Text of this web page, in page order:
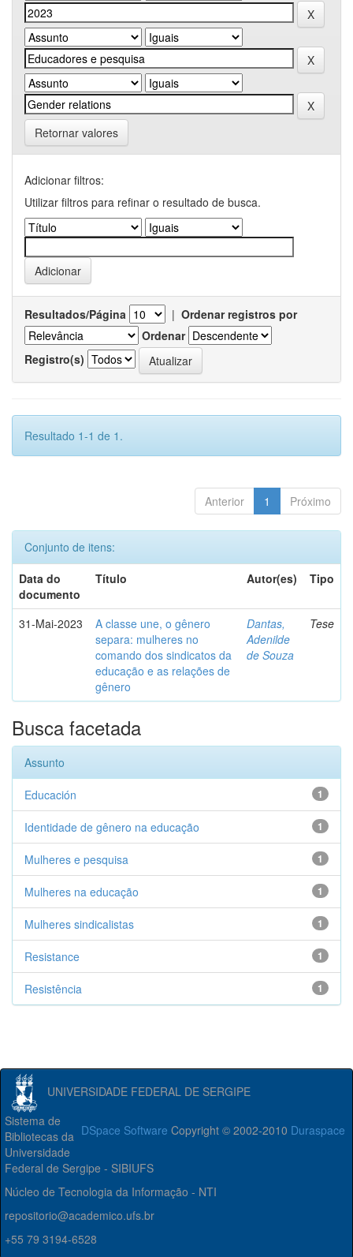
Retornar valores
Adicionar filtros:
Utilizar filtros para refinar o resultado de busca.
Resultados/Página | Ordenar registros por
Ordenar
Registro(s)
Resultado 1-1 de 1.
Anterior 1 Próximo
Conjunto de itens:
Data do
documento
Título Autor(es) Tipo
31-Mai-2023
A classe une, o gênero
separa: mulheres no
comando dos sindicatos da
educação e as relações de
gênero
Dantas,
Adenilde
de Souza
Tese
Busca facetada
Assunto
1
Educación
1
Identidade de gênero na educação
1
Mulheres e pesquisa
1
Mulheres na educação
1
Mulheres sindicalistas
1
Resistance
1
Resistência
UNIVERSIDADE FEDERAL DE SERGIPE
DSpace Software Copyright © 2002-2010 Duraspace
Sistema de
Bibliotecas da
Universidade
Federal de Sergipe - SIBIUFS
Núcleo de Tecnologia da Informação - NTI
repositorio@academico.ufs.br
+55 79 3194-6528